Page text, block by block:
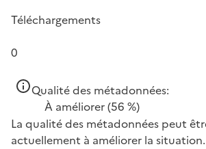
Téléchargements
0
Qualité des métadonnées:
À améliorer(56 %)
La qualité des métadonnées peut
actuellement à améliorer la situation.